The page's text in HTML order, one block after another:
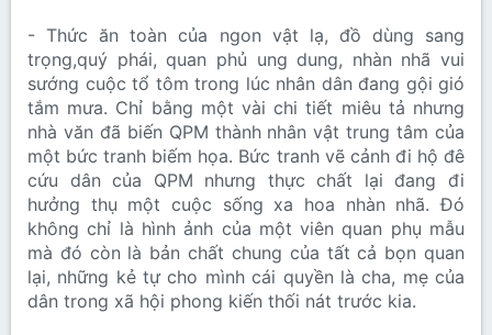
- Thức ăn toàn của ngon vật lạ, đồ dùng sang
trọng,quý phái, quan phủ ung dung, nhàn nhã vui
sướng cuộc tổ tôm trong lúc nhân dân đang gội gió
tắm mưa. Chỉ bằng một vài chi tiết miêu tả nhưng
nhà văn đã biến QPM thành nhân vật trung tâm của
một bức tranh biếm họa. Bức tranh vẽ cảnh đi hộ đê
cứu dân của QPM nhưng thực chất lại đang đi
hưởng thụ một cuộc sống xa hoa nhàn nhã. Đó
không chỉ là hình ảnh của một viên quan phụ mẫu
mà đó còn là bản chất chung của tất cả bọn quan
lại, những kẻ tự cho mình cái quyền là cha, mẹ của
dân trong xã hội phong kiến thối nát trước kia.